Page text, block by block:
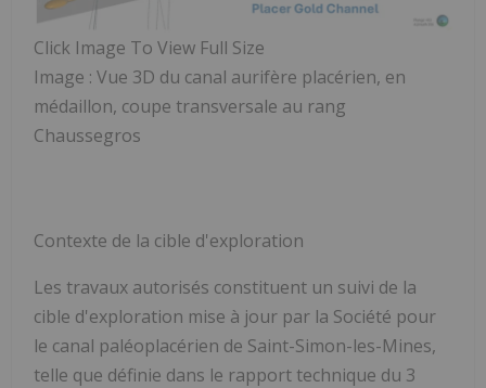
Click Image To View Full Size
Image : Vue 3D du canal aurifère placérien, en
médaillon, coupe transversale au rang
Chaussegros
Contexte de la cible d'exploration
Les travaux autorisés constituent un suivi de la
cible d'exploration mise à jour par la Société pour
le canal paléoplacérien de Saint-Simon-les-Mines,
telle que définie dans le rapport technique du 3